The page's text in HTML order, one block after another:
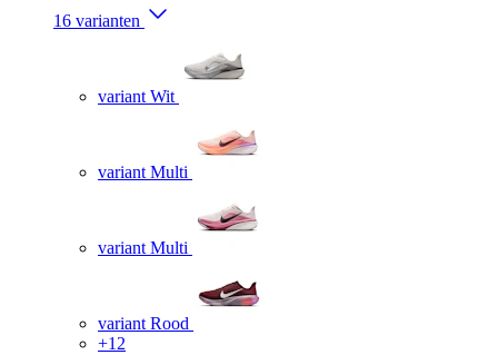
16 varianten
variant Wit
variant Multi
variant Multi
variant Rood
+12